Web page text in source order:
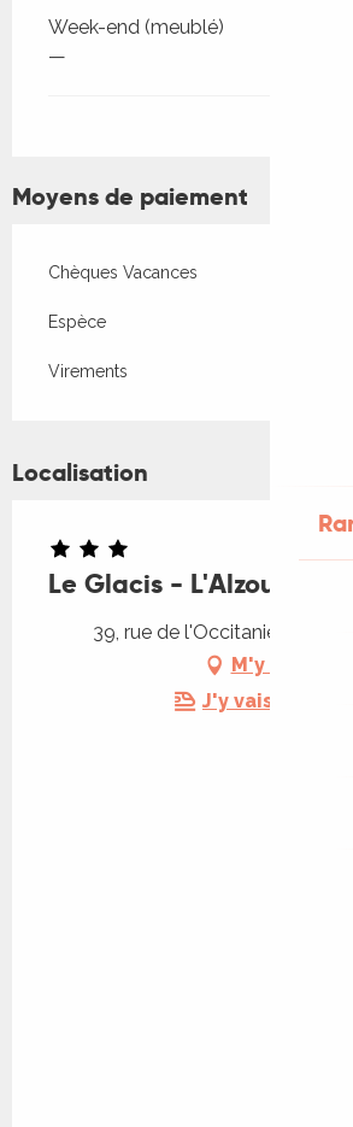
Week-end (meublé)
—
Moyens de paiement
Chèques Vacances
Espèce
Virements
Localisation
Le Glacis - L'Alzou
39, rue de l'Occitanie, 46200
M'y rendre
J'y vais en